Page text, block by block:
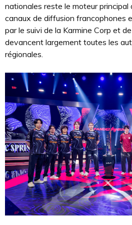
nationales reste le moteur principal
canaux de diffusion francophones
par le suivi de la Karmine Corp et
devancent largement toutes les
régionales.